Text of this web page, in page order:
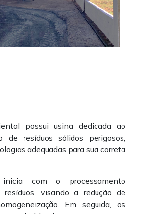
possui usina dedicada ao
de resíduos sólidos perigosos,
adequadas para sua correta
com o processamento
resíduos, visando a redução de
Em seguida, os